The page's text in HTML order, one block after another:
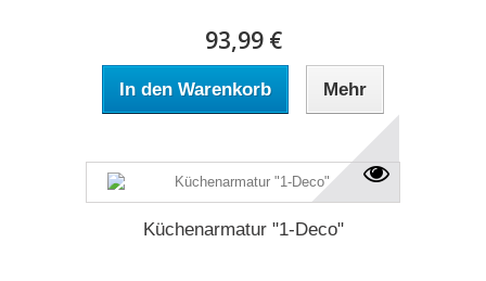
93,99 €
In den Warenkorb Mehr
Küchenarmatur "1-Deco"